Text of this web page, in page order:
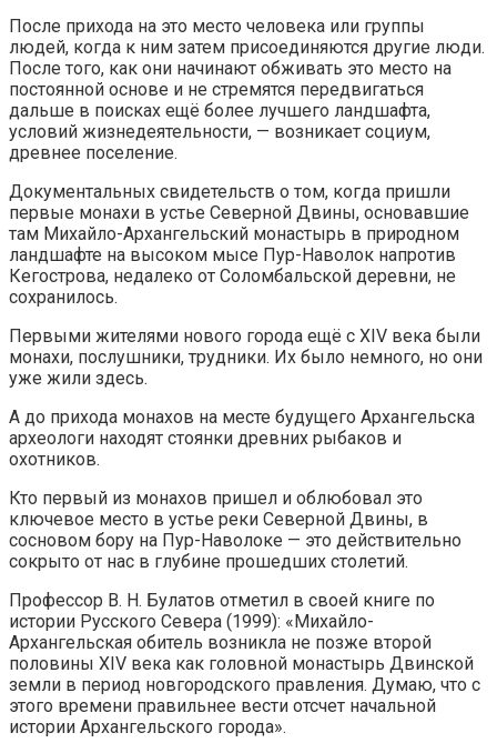
После прихода на это место человека или группы
людей, когда к ним затем присоединяются другие люди.
После того, как они начинают обживать это место на
постоянной основе и не стремятся передвигаться
дальше в поисках ещё более лучшего ландшафта,
условий жизнедеятельности, — возникает социум,
древнее поселение.
Документальных свидетельств о том, когда пришли
первые монахи в устье Северной Двины, основавшие
там Михайло-Архангельский монастырь в природном
ландшафте на высоком мысе Пур-Наволок напротив
Кегострова, недалеко от Соломбальской деревни, не
сохранилось.
Первыми жителями нового города ещё с ХIV века были
монахи, послушники, трудники. Их было немного, но они
уже жили здесь.
А до прихода монахов на месте будущего Архангельска
археологи находят стоянки древних рыбаков и
охотников.
Кто первый из монахов пришел и облюбовал это
ключевое место в устье реки Северной Двины, в
сосновом бору на Пур-Наволоке — это действительно
сокрыто от нас в глубине прошедших столетий.
Профессор В. Н. Булатов отметил в своей книге по
истории Русского Cевера (1999): «Михайло-
Архангельская обитель возникла не позже второй
половины ХIV века как головной монастырь Двинской
земли в период новгородского правления. Думаю, что с
этого времени правильнее вести отсчет начальной
истории Архангельского города».